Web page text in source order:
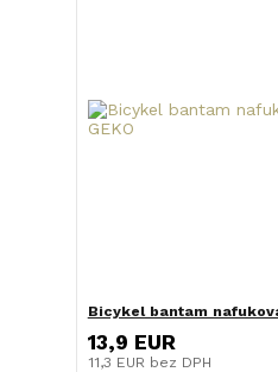
Bicykel bantam
13,9 EUR
11,3 EUR bez DPH